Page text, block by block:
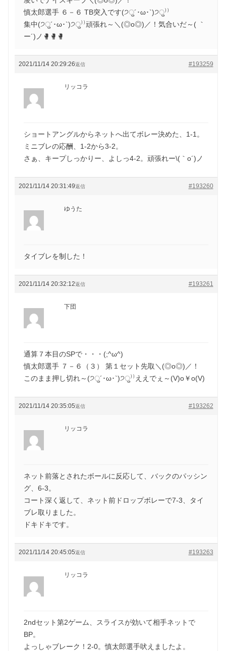
慎太郎選手 ６－６ TB突入です(੭ु´･ω･`)੭ु⁾⁾
集中(੭ु´･ω･`)੭ु⁾⁾頑張れ～＼(◎o◎)／！気合いだ～( ｀
ー´)ノ🥊🥊🥊
2021/11/14 20:29:26 #193259
返信
リッコラ
ショートアングルからネットへ出てボレー決めた、1-1。
ミニブレの応酬、1-2から3-2。
さぁ、キープしっかりー、よしっ4-2。頑張れー\(｀o´)ノ
2021/11/14 20:31:49 #193260
返信
ゆうた
タイブレを制した！
2021/11/14 20:32:12 #193261
返信
下団
通算７本目のSPで・・・(;^ω^)
慎太郎選手 ７－６（３） 第１セット先取＼(◎o◎)／！
このまま押し切れ～(੭ु´･ω･`)੭ु⁾⁾ええでぇ～(V)o￥o(V)
2021/11/14 20:35:05 #193262
返信
リッコラ
ネット前落とされたボールに反応して、バックのパッシン
グ、6-3。
コート深く返して、ネット前ドロップボレーで7-3、タイ
ブレ取りました。
ドキドキです。
2021/11/14 20:45:05 #193263
返信
リッコラ
2ndセット第2ゲーム、スライスが効いて相手ネットで
BP。
よっしゃブレーク！2-0。慎太郎選手吠えましたよ。